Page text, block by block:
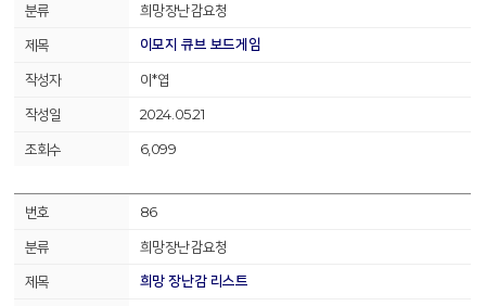
희망장난감요청
이모지 큐브 보드게임
이*엽
2024.05.21
6,099
86
희망장난감요청
희망 장난감 리스트